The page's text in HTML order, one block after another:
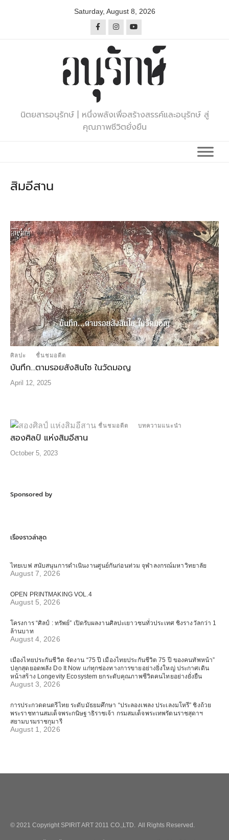
Saturday, August 8, 2026
นิตยสารอนุรักษ์ | หนึ่งพลังเพื่อสร้างสรรค์และอนุรักษ์ สู่
คุณภาพชีวิตยั่งยืน
สิมอีสาน
ศิลปะ ชื่นชมอดีต
บันทึก…ตามรอยสังสินไซ ในวัดมอญ
April 12, 2025
ชื่นชมอดีต บทความแนะนำ
สองศิลป์ แห่งสิมอีสาน
October 5, 2023
Sponsored by
เรื่องราวล่าสุด
ไทยเบฟ สนับสนุนการดำเนินงานศูนย์กันก่อนท่วม จุฬาลงกรณ์มหาวิทยาลัย
August 7, 2026
OPEN PRINTMAKING VOL.4
August 5, 2026
โครงการ “ศิลป์ : ทรัพย์” เปิดรับผลงานศิลปะเยาวชนทั่วประเทศ ชิงรางวัลกว่า 1
ล้านบาท
August 4, 2026
เมืองไทยประกันชีวิต จัดงาน “75 ปี เมืองไทยประกันชีวิต 75 ปี ของคนทัพหน้า”
ปลุกสุดยอดพลัง Do It Now แก่ทุกช่องทางการขายอย่างยิ่งใหญ่ ประกาศเดิน
หน้าสร้าง Longevity Ecosystem ยกระดับคุณภาพชีวิตคนไทยอย่างยั่งยืน
August 3, 2026
การประกวดดนตรีไทย ระดับมัธยมศึกษา “ประลองเพลง ประเลงมโหรี” ชิงถ้วย
พระราชทานสมเด็จพระกนิษฐาธิราชเจ้า กรมสมเด็จพระเทพรัตนราชสุดาฯ
สยามบรมราชกุมารี
August 1, 2026
© 2021 Copyright SPIRIT ART 2011 CO.,LTD. All Rights Reserved.